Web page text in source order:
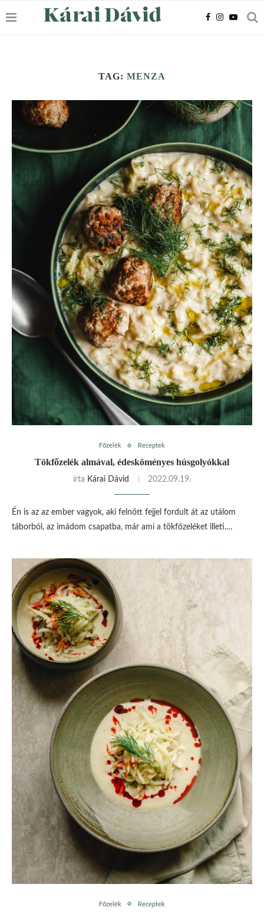
TAG: MENZA
Főzelék Receptek
Tökfőzelék almával, édesköményes húsgolyókkal
írta Kárai Dávid 2022.09.19.
Én is az az ember vagyok, aki felnőtt fejjel fordult át az utálom
táborból, az imádom csapatba, már ami a tökfőzeléket illeti.…
Főzelék Receptek